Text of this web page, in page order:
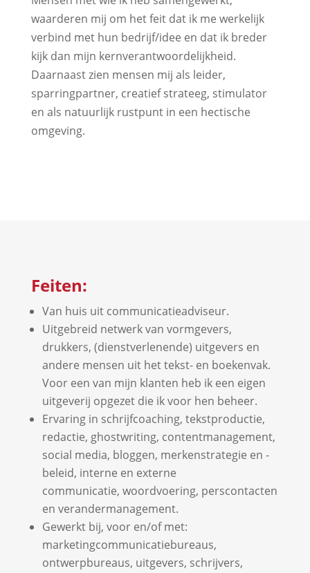
waarderen mij om het feit dat ik me werkelijk
verbind met hun bedrijf/idee en dat ik breder
kijk dan mijn kernverantwoordelijkheid.
Daarnaast zien mensen mij als leider,
sparringpartner, creatief strateeg, stimulator
en als natuurlijk rustpunt in een hectische
omgeving.
Feiten:
Van huis uit communicatieadviseur.
Uitgebreid netwerk van vormgevers,
drukkers, (dienstverlenende) uitgevers en
andere mensen uit het tekst- en boekenvak.
Voor een van mijn klanten heb ik een eigen
uitgeverij opgezet die ik voor hen beheer.
Ervaring in schrijfcoaching, tekstproductie,
redactie, ghostwriting, contentmanagement,
social media, bloggen, merkenstrategie en -
beleid, interne en externe
communicatie, woordvoering, perscontacten
en verandermanagement.
Gewerkt bij, voor en/of met:
marketingcommunicatiebureaus,
ontwerpbureaus, uitgevers, schrijvers,